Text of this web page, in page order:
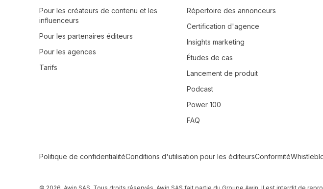
Pour les créateurs de contenu et les
influenceurs
Pour les partenaires éditeurs
Pour les agences
Tarifs
Répertoire des annonceurs
Certification d'agence
Insights marketing
Études de cas
Lancement de produit
Podcast
Power 100
FAQ
Secondary Footer Navigation
Politique de confidentialitéConditions d'utilisation pour les éditeursConformité